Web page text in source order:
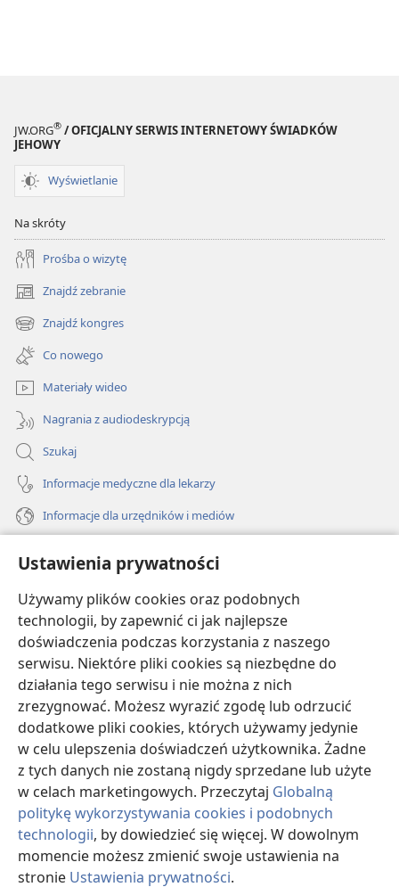
Ustawienia prywatności
Używamy plików cookies oraz podobnych
technologii, by zapewnić ci jak najlepsze
doświadczenia podczas korzystania z naszego
serwisu. Niektóre pliki cookies są niezbędne do
działania tego serwisu i nie można z nich
zrezygnować. Możesz wyrazić zgodę lub odrzucić
dodatkowe pliki cookies, których używamy jedynie
w celu ulepszenia doświadczeń użytkownika. Żadne
z tych danych nie zostaną nigdy sprzedane lub użyte
w celach marketingowych. Przeczytaj Globalną
politykę wykorzystywania cookies i podobnych
technologii, by dowiedzieć się więcej. W dowolnym
momencie możesz zmienić swoje ustawienia na
stronie Ustawienia prywatności.
JW.ORG® / OFICJALNY SERWIS INTERNETOWY ŚWIADKÓW
JEHOWY
Wyświetlanie
Na skróty
Prośba o wizytę
Znajdź zebranie
(opens
new
window)
Znajdź kongres
(opens
new
window)
Co nowego
Materiały wideo
Nagrania z audiodeskrypcją
Szukaj
Informacje medyczne dla lekarzy
Informacje dla urzędników i mediów
Darowizny
(opens
new
window)BIBLIOTEKA INTERNETOWA Strażnicy
(opens
new
window)JW Hub
(opens
new
window)JW Library
Watchtower Library
Copyright© 2026 Watch Tower Bible and Tract Society of Pennsylvania.
WARUNKI UŻYTKOWANIA| POLITYKA PRYWATNOŚCI